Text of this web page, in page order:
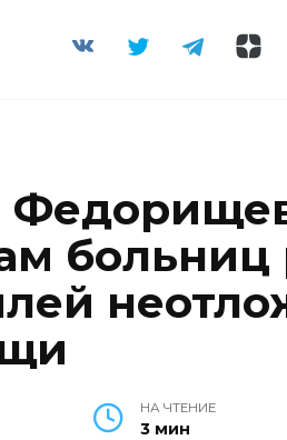
больниц
НА ЧТЕНИЕ
3 мин